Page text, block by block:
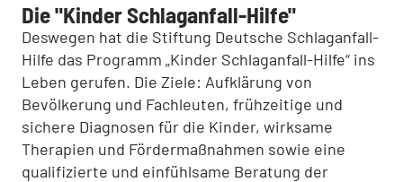
Die "Kinder Schlaganfall-Hilfe"
Deswegen hat die Stiftung Deutsche Schlaganfall-
Hilfe das Programm „Kinder Schlaganfall-Hilfe“ ins
Leben gerufen. Die Ziele: Aufklärung von
Bevölkerung und Fachleuten, frühzeitige und
sichere Diagnosen für die Kinder, wirksame
Therapien und Fördermaßnahmen sowie eine
qualifizierte und einfühlsame Beratung der